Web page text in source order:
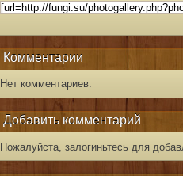
Комментарии
Нет комментариев.
Добавить комментарий
Пожалуйста, залогиньтесь для